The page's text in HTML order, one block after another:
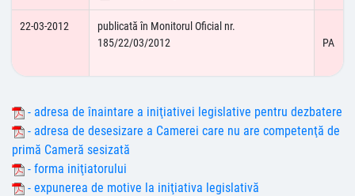
22-03-2012
publicată în Monitorul Oficial nr.
185/22/03/2012
PA
- adresa de înaintare a iniţiativei legislative pentru dezbatere
- adresa de desesizare a Camerei care nu are competenţă de
primă Cameră sesizată
- forma iniţiatorului
- expunerea de motive la iniţiativa legislativă